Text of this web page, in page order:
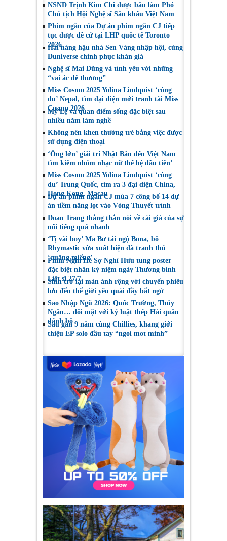
những gì mình đã
chọn”
đoạt tài sản
NSND Trịnh Kim Chi được bầu làm Phó
Chủ tịch Hội Nghệ sĩ Sân khấu Việt Nam
Phim ngắn của Dự án phim ngắn CJ tiếp
tục được đề cử tại LHP quốc tế Toronto
2026
Hai nàng hậu nhà Sen Vàng nhập hội, cùng
Duniverse chinh phục khán giả
Nghệ sĩ Mai Dũng và tình yêu với những
“vai ác dễ thương”
Miss Cosmo 2025 Yolina Lindquist ‘công
du’ Nepal, tìm đại diện mới tranh tài Miss
Cosmo 2026
Mỹ Lệ và quan điểm sống đặc biệt sau
nhiều năm làm nghề
Không nên khen thưởng trẻ bằng việc được
sử dụng điện thoại
‘Ông lớn’ giải trí Nhật Bản đến Việt Nam
tìm kiếm nhóm nhạc nữ thế hệ đầu tiên’
Miss Cosmo 2025 Yolina Lindquist ‘công
du’ Trung Quốc, tìm ra 3 đại diện China,
Hong Kong, Macau
Dự án phim ngắn CJ mùa 7 công bố 14 dự
án tiềm năng lọt vào Vòng Thuyết trình
Đoan Trang thẳng thắn nói về cái giá của sự
nổi tiếng quá nhanh
‘Tị vài boy’ Ma Bư tái ngộ Bona, bố
Rhymastic vừa xuất hiện đã tranh thủ
‘quăng miếng’
Phim Nghỉ Hè Sợ Nghỉ Hưu tung poster
đặc biệt nhân kỷ niệm ngày Thương binh –
Liệt sĩ 27/7
Shin trở lại màn ảnh rộng với chuyến phiêu
lưu đến thế giới yêu quái đầy bất ngờ
Sao Nhập Ngũ 2026: Quốc Trường, Thúy
Ngân… đối mặt với kỷ luật thép Hải quân
đánh bộ
Sau gần 9 năm cùng Chillies, khang giới
thiệu EP solo đầu tay “ngoi mot minh”